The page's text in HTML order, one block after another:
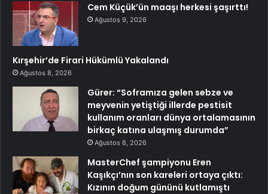
Cem Küçük’ün maaşı herkesi şaşırttı!
Ağustos 9, 2026
Kırşehir’de Firari Hükümlü Yakalandı
Ağustos 8, 2026
Gürer: “Soframıza gelen sebze ve
meyvenin yetiştiği illerde pestisit
kullanım oranları dünya ortalamasının
birkaç katına ulaşmış durumda”
Ağustos 8, 2026
MasterChef şampiyonu Eren
Kaşıkçı’nın son kareleri ortaya çıktı:
Kızının doğum gününü kutlamıştı